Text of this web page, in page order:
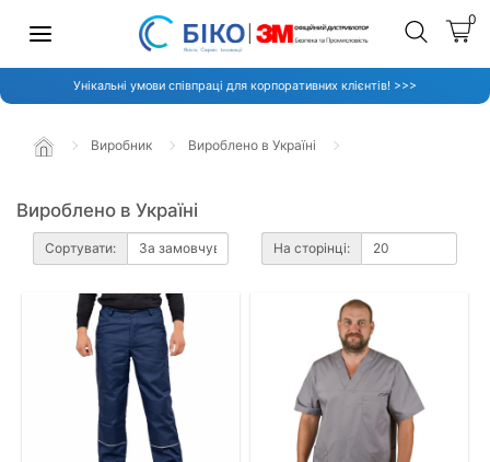
0
Унікальні умови співпраці для корпоративних клієнтів! >>>
Виробник Вироблено в Україні
Вироблено в Україні
Сортувати: На сторінці: